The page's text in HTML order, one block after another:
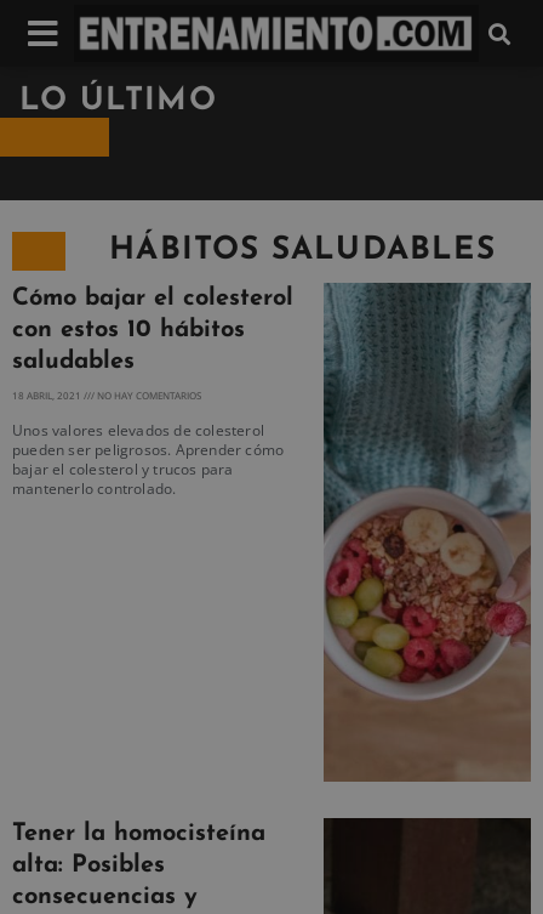
LO ÚLTIMO
HÁBITOS SALUDABLES
Cómo bajar el colesterol
con estos 10 hábitos
saludables
18 ABRIL, 2021 NO HAY COMENTARIOS
Unos valores elevados de colesterol
pueden ser peligrosos. Aprender cómo
bajar el colesterol y trucos para
mantenerlo controlado.
Tener la homocisteína
alta: Posibles
consecuencias y